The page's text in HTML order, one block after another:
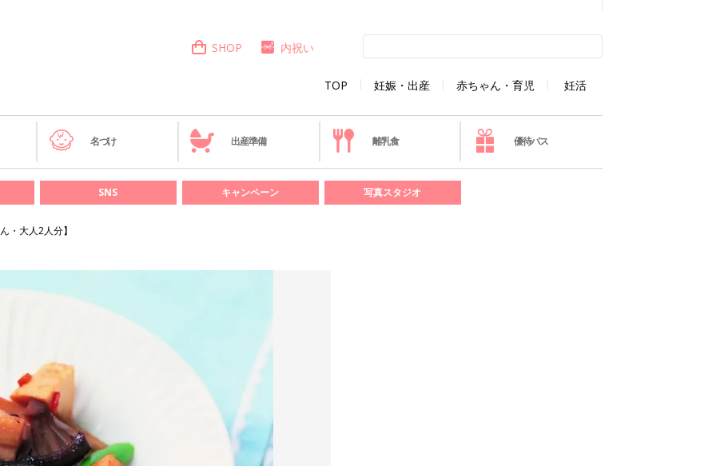
TOP 妊娠・出産 赤ちゃん・育児 妊活
SHOP 内祝い
名づけ 出産準備 離乳食 優待パス
SNS キャンペーン 写真スタジオ
・大人2人分】